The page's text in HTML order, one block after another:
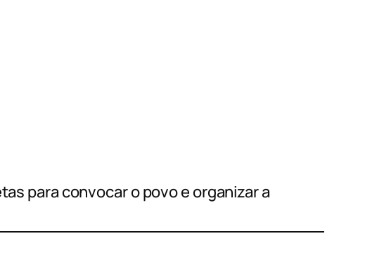
para convocar o povo e organizar a